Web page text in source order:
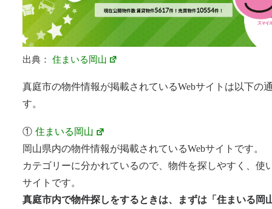
出典： 住まいる岡山
真庭市の物件情報が掲載されているWebサイトは以下の
す。
① 住まいる岡山
岡山県内の物件情報が掲載されているWebサイトです。
カテゴリーに分かれているので、物件を探しやすく、使
サイトです。
真庭市内で物件探しをするときは、まずは「住まいる岡